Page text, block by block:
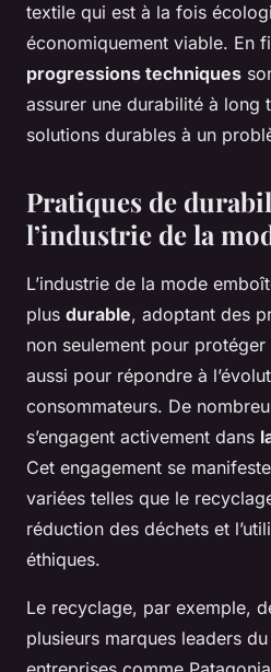
textile qui est à la fois
économiquement viable. En
progressions techniques
assurer une durabilité à long
solutions durables à un
Pratiques de
l’industrie de la
L’industrie de la mode
plus durable, adoptant des
non seulement pour protéger
aussi pour répondre à
consommateurs. De
s’engagent activement dans
Cet engagement se
variées telles que le
réduction des déchets et
éthiques.
Le recyclage, par exemple,
plusieurs marques leaders